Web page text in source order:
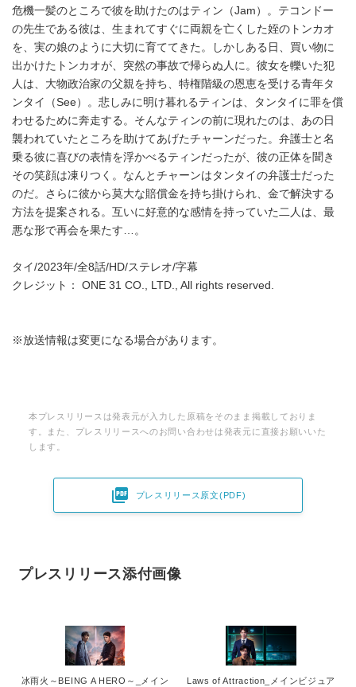
危機一髪のところで彼を助けたのはティン（Jam）。テコンドー
の先生である彼は、生まれてすぐに両親を亡くした姪のトンカオ
を、実の娘のように大切に育ててきた。しかしある日、買い物に
出かけたトンカオが、突然の事故で帰らぬ人に。彼女を轢いた犯
人は、大物政治家の父親を持ち、特権階級の恩恵を受ける青年タ
ンタイ（See）。悲しみに明け暮れるティンは、タンタイに罪を償
わせるために奔走する。そんなティンの前に現れたのは、あの日
襲われていたところを助けてあげたチャーンだった。弁護士と名
乗る彼に喜びの表情を浮かべるティンだったが、彼の正体を聞き
その笑顔は凍りつく。なんとチャーンはタンタイの弁護士だった
のだ。さらに彼から莫大な賠償金を持ち掛けられ、金で解決する
方法を提案される。互いに好意的な感情を持っていた二人は、最
悪な形で再会を果たす…。
タイ/2023年/全8話/HD/ステレオ/字幕
クレジット： ONE 31 CO., LTD., All rights reserved.
※放送情報は変更になる場合があります。
本プレスリリースは発表元が入力した原稿をそのまま掲載しておりま
す。また、プレスリリースへのお問い合わせは発表元に直接お願いいた
します。
 プレスリリース原文(PDF)
プレスリリース添付画像
冰雨火～BEING A HERO～_メイン
Laws of Attraction_メインビジュア